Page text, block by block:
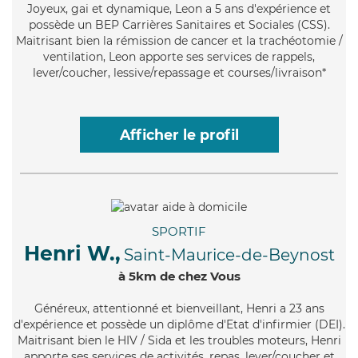
Joyeux, gai et dynamique, Leon a 5 ans d'expérience et
possède un BEP Carrières Sanitaires et Sociales (CSS).
Maitrisant bien la rémission de cancer et la trachéotomie /
ventilation, Leon apporte ses services de rappels,
lever/coucher, lessive/repassage et courses/livraison*
Afficher le profil
SPORTIF
Henri W., Saint-Maurice-de-Beynost
à 5km de chez Vous
Généreux, attentionné et bienveillant, Henri a 23 ans
d'expérience et possède un diplôme d'Etat d'infirmier (DEI).
Maitrisant bien le HIV / Sida et les troubles moteurs, Henri